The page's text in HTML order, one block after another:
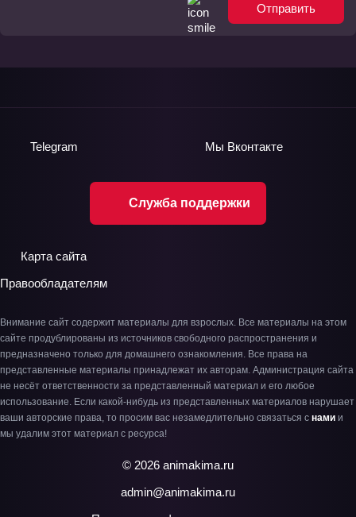
Отправить
Служба поддержки
Telegram Мы Вконтакте
Карта сайта
Правообладателям
Внимание сайт содержит материалы для взрослых. Все материалы на этом
сайте продублированы из источников свободного распространения и
предназначено только для домашнего ознакомления. Все права на
представленные материалы принадлежат их авторам. Администрация сайта
не несёт ответственности за представленный материал и его любое
использование. Если какой-нибудь из представленных материалов нарушает
ваши авторские права, то просим вас незамедлительно связаться с нами и
мы удалим этот материал с ресурса!
© 2026 animakima.ru
admin@animakima.ru